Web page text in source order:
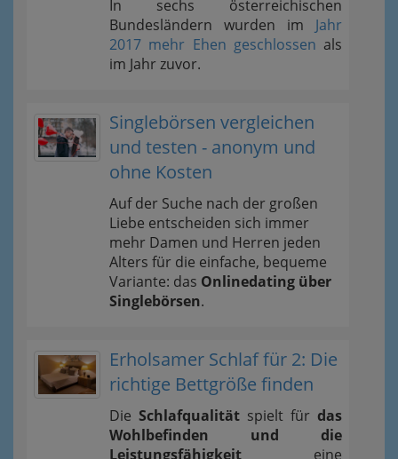
In sechs österreichischen
Bundesländern wurden im Jahr
2017 mehr Ehen geschlossen als
im Jahr zuvor.
Singlebörsen vergleichen
und testen - anonym und
ohne Kosten
Auf der Suche nach der großen
Liebe entscheiden sich immer
mehr Damen und Herren jeden
Alters für die einfache, bequeme
Variante: das Onlinedating über
Singlebörsen.
Erholsamer Schlaf für 2: Die
richtige Bettgröße finden
Die Schlafqualität spielt für das
Wohlbefinden und die
Leistungsfähigkeit eine